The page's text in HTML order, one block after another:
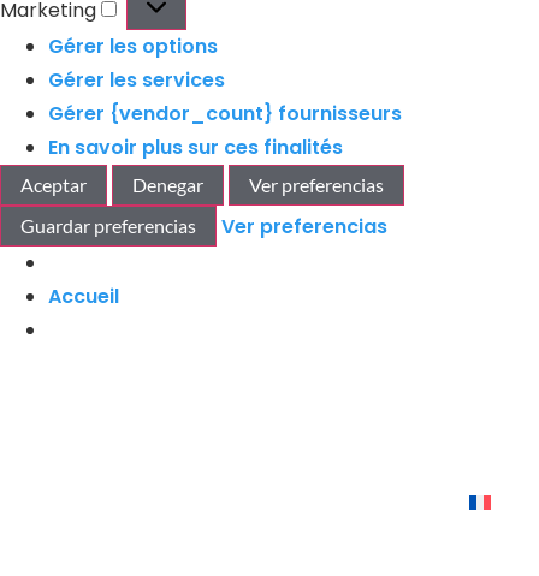
Marketing
Gérer les options
Gérer les services
Gérer {vendor_count} fournisseurs
En savoir plus sur ces finalités
Aceptar Denegar
Ver preferencias
Guardar preferencias
Ver preferencias
Accueil